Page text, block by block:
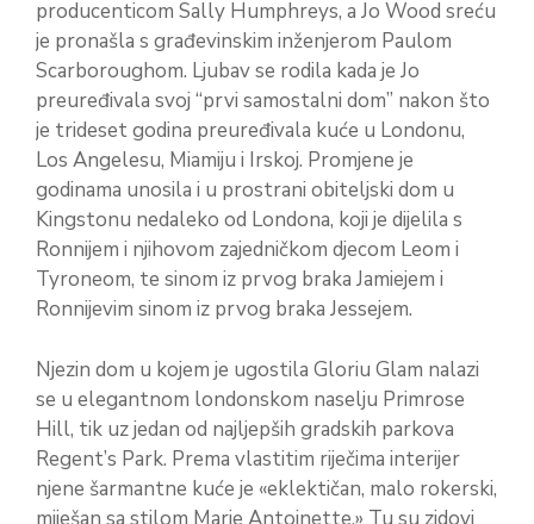
producenticom Sally Humphreys, a Jo Wood sreću
je pronašla s građevinskim inženjerom Paulom
Scarboroughom. Ljubav se rodila kada je Jo
preuređivala svoj “prvi samostalni dom” nakon što
je trideset godina preuređivala kuće u Londonu,
Los Angelesu, Miamiju i Irskoj. Promjene je
godinama unosila i u prostrani obiteljski dom u
Kingstonu nedaleko od Londona, koji je dijelila s
Ronnijem i njihovom zajedničkom djecom Leom i
Tyroneom, te sinom iz prvog braka Jamiejem i
Ronnijevim sinom iz prvog braka Jessejem.
Njezin dom u kojem je ugostila Gloriu Glam nalazi
se u elegantnom londonskom naselju Primrose
Hill, tik uz jedan od najljepših gradskih parkova
Regent’s Park. Prema vlastitim riječima interijer
njene šarmantne kuće je «eklektičan, malo rokerski,
miješan sa stilom Marie Antoinette.» Tu su zidovi